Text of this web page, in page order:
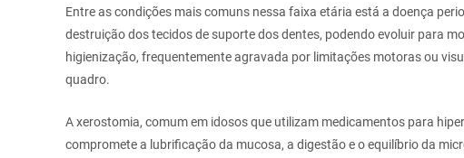
Entre as condições mais comuns nessa faixa etária está a doença
destruição dos tecidos de suporte dos dentes, podendo evoluir para
higienização, frequentemente agravada por limitações motoras ou
quadro.
A xerostomia, comum em idosos que utilizam medicamentos para
compromete a lubrificação da mucosa, a digestão e o equilíbrio da